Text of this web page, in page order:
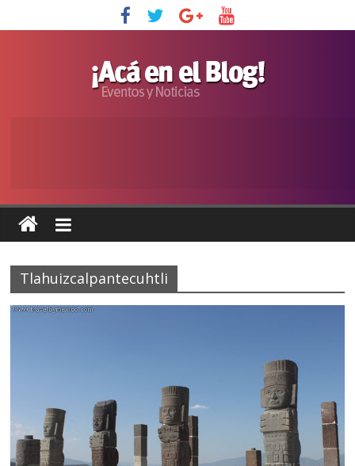
Tlahuizcalpantecuhtli